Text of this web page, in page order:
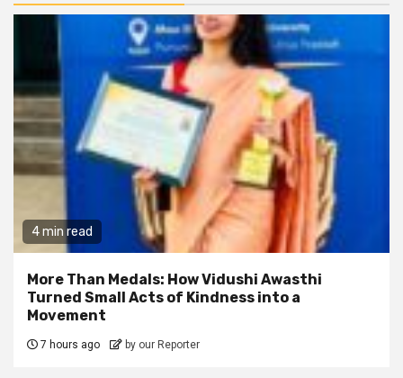
4 min read
More Than Medals: How Vidushi Awasthi
Turned Small Acts of Kindness into a
Movement
7 hours ago by our Reporter